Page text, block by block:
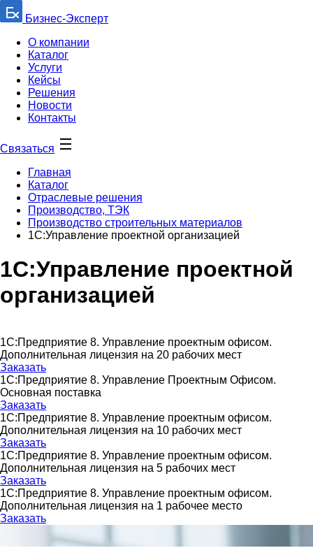
Бизнес-Эксперт
О компании
Каталог
Услуги
Кейсы
Решения
Новости
Контакты
Связаться
Главная
Каталог
Отраслевые решения
Производство, ТЭК
Производство строительных материалов
1С:Управление проектной организацией
1С:Управление проектной
организацией
1С:Предприятие 8. Управление проектным офисом.
Дополнительная лицензия на 20 рабочих мест
Заказать
1С:Предприятие 8. Управление Проектным Офисом.
Основная поставка
Заказать
1С:Предприятие 8. Управление проектным офисом.
Дополнительная лицензия на 10 рабочих мест
Заказать
1С:Предприятие 8. Управление проектным офисом.
Дополнительная лицензия на 5 рабочих мест
Заказать
1С:Предприятие 8. Управление проектным офисом.
Дополнительная лицензия на 1 рабочее место
Заказать